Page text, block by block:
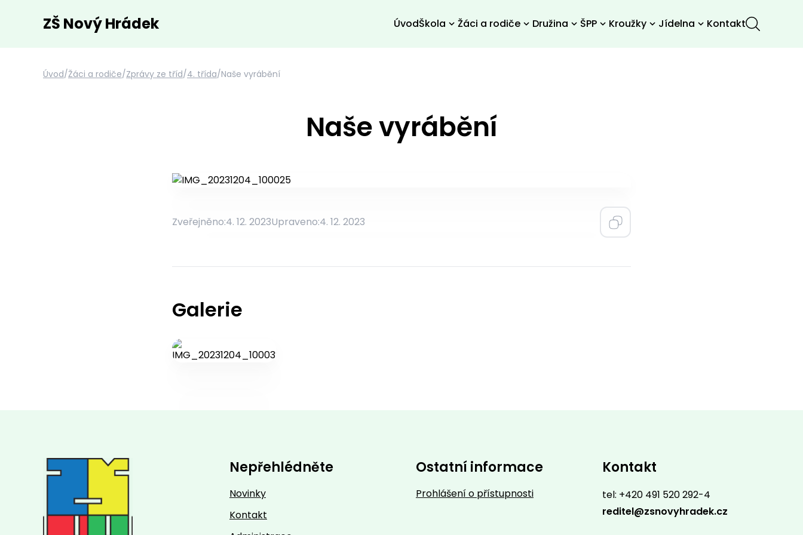
ZŠ Nový Hrádek ÚvodŠkola Žáci a rodiče Družina ŠPP Kroužky Jídelna Kontakt
Úvod/Žáci a rodiče/Zprávy ze tříd/4. třída/Naše vyrábění
Naše vyrábění
Zveřejněno:4. 12. 2023Upraveno:4. 12. 2023
Galerie
Nepřehlédněte
Novinky
Kontakt
Ostatní informace
Prohlášení o přístupnosti
Kontakt
tel: +420 491 520 292-4
reditel@zsnovyhradek.cz